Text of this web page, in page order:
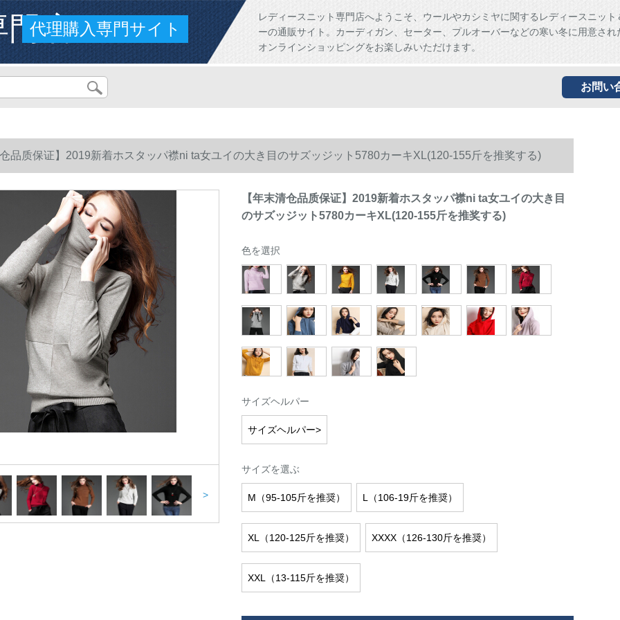
店
代理購入専門サイト
レディースニット専門店へようこそ、ウールやカシミヤに関するレディースニット
ーの通販サイト。カーディガン、セーター、プルオーバーなどの寒い冬に用意され
オンラインショッピングをお楽しみいただけます。
お問い
品质保证】2019新着ホスタッパ襟ni ta女ユイの大き目のサズッジット5780カーキXL(120-155斤を推奖する)
>
【年末清仓品质保证】2019新着ホスタッパ襟ni ta女ユイの大き目
のサズッジット5780カーキXL(120-155斤を推奖する)
色を選択
サイズヘルパー
サイズヘルパー>
サイズを選ぶ
M（95-105斤を推奨） L（106-19斤を推奨）
XL（120-125斤を推奨） XXXX（126-130斤を推奨）
XXL（13-115斤を推奨）